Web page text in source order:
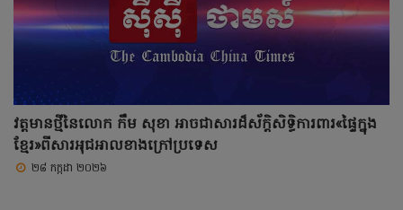
វត្តមានថ្មីនៃលោក កឹម សុខា អាចជាសារដ៏ស័ក្តិសិទ្ធិការពារ«ផ្ទៃក្នុង
ខ្មែរ»ពីសារអុជអាលខាងក្រៅប្រទេស
២៨ កក្កដា ២០២៦